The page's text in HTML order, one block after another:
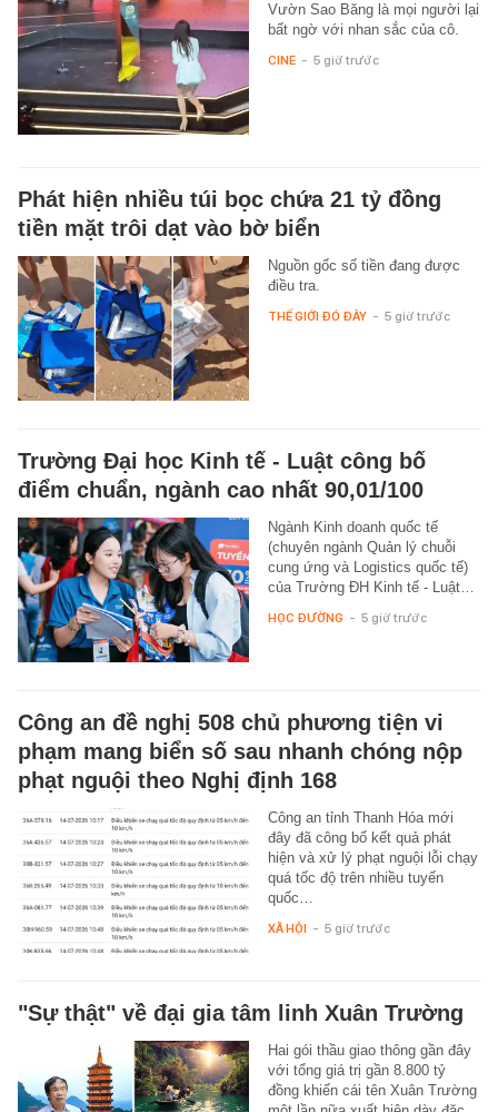
Vườn Sao Băng là mọi người lại
bất ngờ với nhan sắc của cô.
CINE - 5 giờ trước
Phát hiện nhiều túi bọc chứa 21 tỷ đồng
tiền mặt trôi dạt vào bờ biển
Nguồn gốc số tiền đang được
điều tra.
THẾ GIỚI ĐÓ ĐÂY - 5 giờ trước
Trường Đại học Kinh tế - Luật công bố
điểm chuẩn, ngành cao nhất 90,01/100
Ngành Kinh doanh quốc tế
(chuyên ngành Quản lý chuỗi
cung ứng và Logistics quốc tế)
của Trường ĐH Kinh tế - Luật…
HỌC ĐƯỜNG - 5 giờ trước
Công an đề nghị 508 chủ phương tiện vi
phạm mang biển số sau nhanh chóng nộp
phạt nguội theo Nghị định 168
Công an tỉnh Thanh Hóa mới
đây đã công bố kết quả phát
hiện và xử lý phạt nguội lỗi chạy
quá tốc độ trên nhiều tuyến
quốc…
XÃ HỘI - 5 giờ trước
"Sự thật" về đại gia tâm linh Xuân Trường
Hai gói thầu giao thông gần đây
với tổng giá trị gần 8.800 tỷ
đồng khiến cái tên Xuân Trường